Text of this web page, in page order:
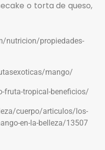
o torta de queso,
nutricion/propiedades-
mango/
fruta-tropical-beneficios/
cuerpo/articulos/los-
en-la-belleza/13507